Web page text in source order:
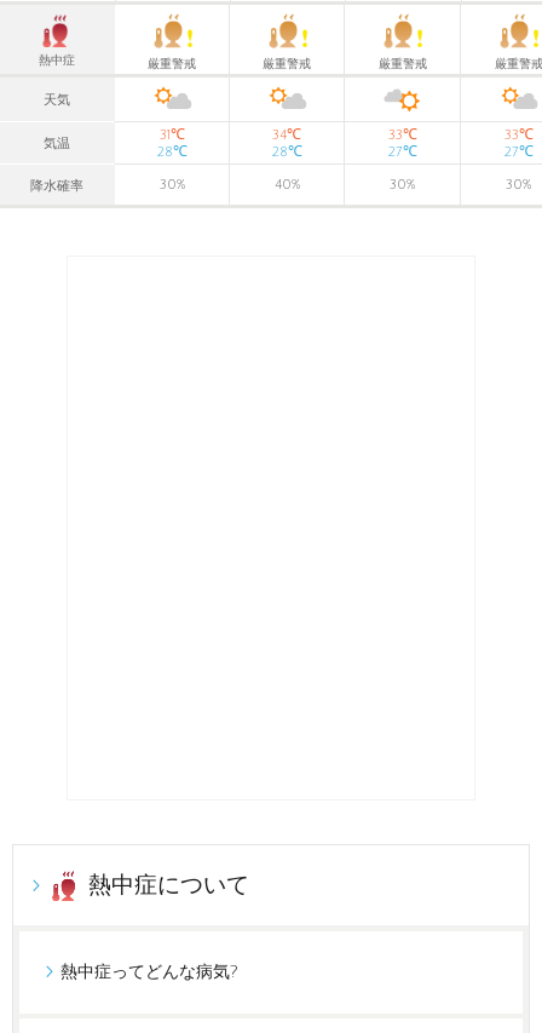
熱中症 厳重警戒 厳重警戒 厳重警戒 厳重警戒
天気
気温
31℃
28℃
34℃
28℃
33℃
27℃
33℃
27℃
降水確率 30% 40% 30% 30%
熱中症について
熱中症ってどんな病気?